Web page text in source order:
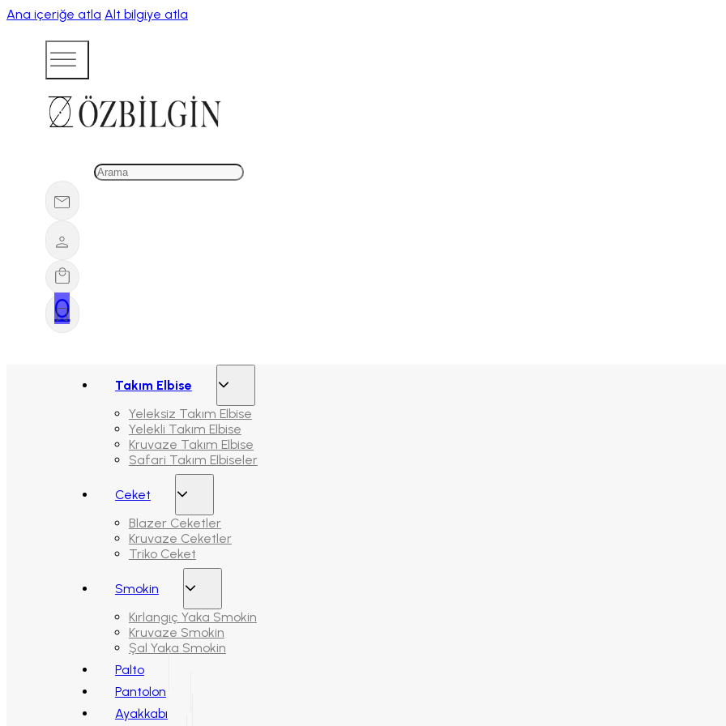
Ana içeriğe atla Alt bilgiye atla
0
Takım Elbise
Yeleksiz Takım Elbise
Yelekli Takım Elbise
Kruvaze Takım Elbise
Safari Takım Elbiseler
Ceket
Blazer Ceketler
Kruvaze Ceketler
Triko Ceket
Smokin
Kırlangıç Yaka Smokin
Kruvaze Smokin
Şal Yaka Smokin
Palto
Pantolon
Ayakkabı